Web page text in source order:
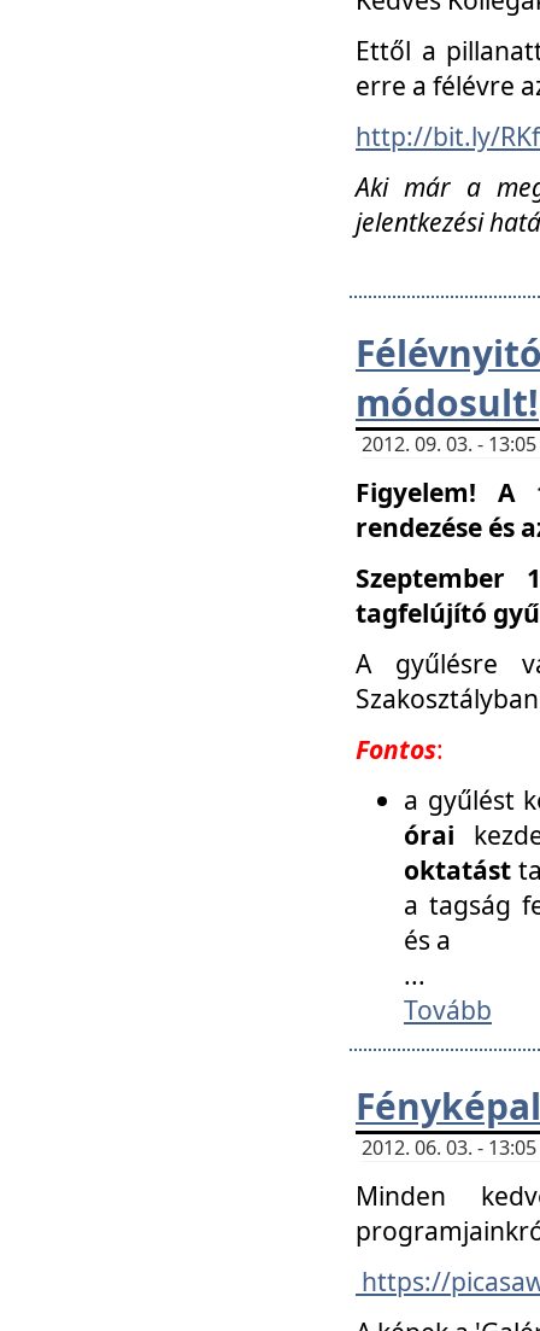
Ettől a
erre a félévre
http://bit.ly/
Aki már a
jelentkezési
módosult!
2012. 09. 03. -
Figyelem! A
rendezése és
Szeptember
tagfelújító
A gyűlésre
Fontos:
a gyűlést
órai
oktatást
a tagság
és a
...
Tovább
2012. 06. 03. -
Minden
https://